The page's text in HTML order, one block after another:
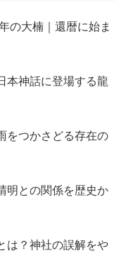
の大楠｜還暦に始ま
本神話に登場する龍
をつかさどる存在の
明との関係を歴史か
は？神社の誤解をや